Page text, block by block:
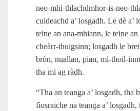
cuideachd a’ losgadh. Le dè a’
teine an ana‑mhiann, le teine
cheàrr‑thuigsinn; losgadh le
bròn, nuallan, pian, mì‑thoil-
tha mi ag ràdh.
“Tha an teanga a’ losgadh, tha
fìosraiche na teanga a’